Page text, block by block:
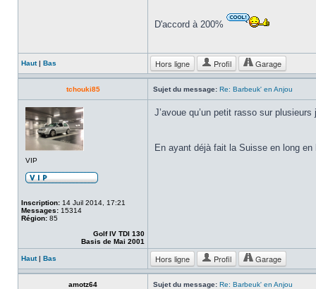
D'accord à 200%
Haut| Bas Hors ligne Profil Garage
tchouki85 Sujet du message: Re: Barbeuk' en Anjou
VIP
Inscription: 14 Juil 2014, 17:21
Messages: 15314
Région: 85
Golf IV TDI 130
Basis de Mai 2001
J’avoue qu’un petit rasso sur
En ayant déjà fait la Suisse en long
Haut| Bas Hors ligne Profil Garage
amotz64 Sujet du message: Re: Barbeuk' en Anjou